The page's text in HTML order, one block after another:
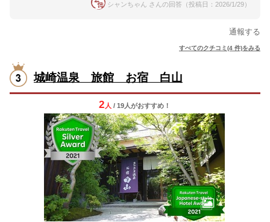
シャンちゃん さんの回答（投稿日：2026/1/29）
通報する
すべてのクチコミ(4 件)をみる
城崎温泉 旅館 お宿 白山
2 人 / 19人がおすすめ！